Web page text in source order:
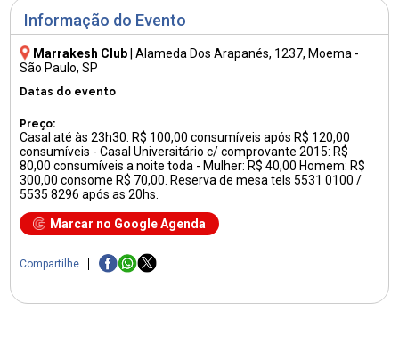
Informação do Evento
Marrakesh Club |Alameda Dos Arapanés, 1237, Moema -
São Paulo, SP
Datas do evento
Preço:
Casal até às 23h30: R$ 100,00 consumíveis após R$ 120,00
consumíveis - Casal Universitário c/ comprovante 2015: R$
80,00 consumíveis a noite toda - Mulher: R$ 40,00 Homem: R$
300,00 consome R$ 70,00. Reserva de mesa tels 5531 0100 /
5535 8296 após as 20hs.
Marcar no Google Agenda
Compartilhe